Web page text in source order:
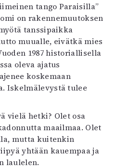
tango Paraisilla”
on rakennemuutoksen
tanssipaikka
muualle, eivätkä mies
1987 historiallisella
oleva ajatus
koskemaan
Iskelmälevystä tulee
vielä hetki? Olet osa
maailmaa. Olet
mutta kuitenkin
yhtään kauempaa ja
laulelen.